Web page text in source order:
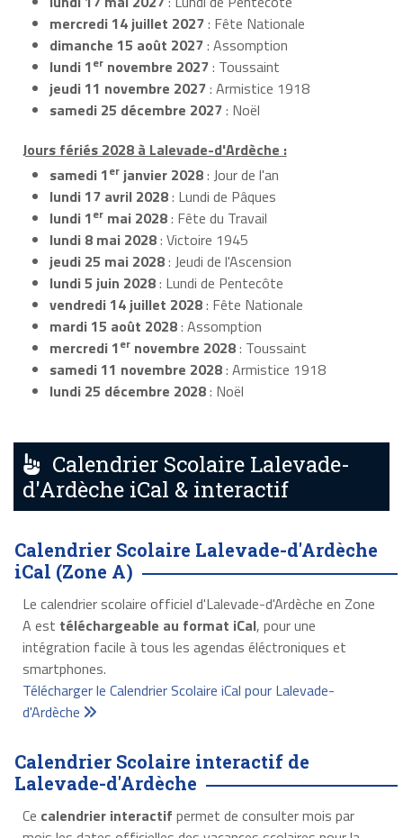
mercredi 14 juillet 2027: Fête Nationale
dimanche 15 août 2027: Assomption
lundi 1er novembre 2027: Toussaint
jeudi 11 novembre 2027: Armistice 1918
samedi 25 décembre 2027: Noël
Jours fériés 2028 à Lalevade-d'Ardèche :
samedi 1er janvier 2028: Jour de l'an
lundi 17 avril 2028: Lundi de Pâques
lundi 1er mai 2028: Fête du Travail
lundi 8 mai 2028: Victoire 1945
jeudi 25 mai 2028: Jeudi de l'Ascension
lundi 5 juin 2028: Lundi de Pentecôte
vendredi 14 juillet 2028: Fête Nationale
mardi 15 août 2028: Assomption
mercredi 1er novembre 2028: Toussaint
samedi 11 novembre 2028: Armistice 1918
lundi 25 décembre 2028: Noël
Calendrier Scolaire Lalevade-
d'Ardèche iCal & interactif
Calendrier Scolaire Lalevade-d'Ardèche
iCal (Zone A)
Le calendrier scolaire officiel d'Lalevade-d'Ardèche en Zone
A est téléchargeable au format iCal, pour une
intégration facile à tous les agendas éléctroniques et
smartphones.
Télécharger le Calendrier Scolaire iCal pour Lalevade-
d'Ardèche
Calendrier Scolaire interactif de
Lalevade-d'Ardèche
Ce calendrier interactif permet de consulter mois par